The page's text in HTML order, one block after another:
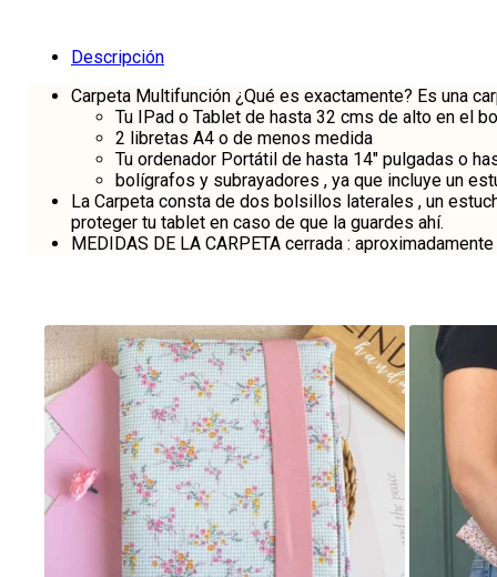
Descripción
Carpeta Multifunción ¿Qué es exactamente? Es una
Tu IPad o Tablet de hasta 32 cms de alto en el
2 libretas A4 o de menos medida
Tu ordenador Portátil de hasta 14″ pulgadas o
bolígrafos y subrayadores , ya que incluye un
La Carpeta consta de dos bolsillos laterales , un
proteger tu tablet en caso de que la guardes ahí.
MEDIDAS DE LA CARPETA cerrada :